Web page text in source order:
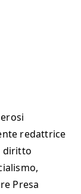
redattrice
diritto
Presa